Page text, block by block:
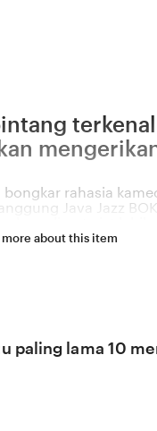
bongkar rahasia
Java Jazz
di Agoda hotel
XNXN tawarkan
more about this item
paling lama 10